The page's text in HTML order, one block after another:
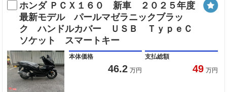
ホンダ ＰＣＸ１６０ 新車 ２０２５年度
最新モデル パールマゼラニックブラッ
ク ハンドルカバー ＵＳＢ ＴｙｐｅＣ
ソケット スマートキー
本体価格
46.2 万円
支払総額
49 万円